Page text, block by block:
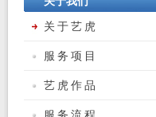
关于艺虎
服务项目
艺虎作品